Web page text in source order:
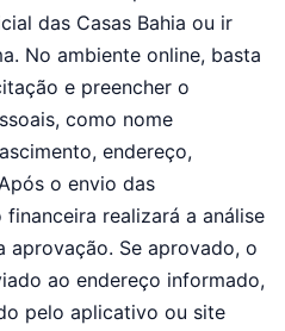
das Casas Bahia ou ir
No ambiente online, basta
e preencher o
como nome
endereço,
o envio das
realizará a análise
Se aprovado, o
ao endereço informado,
pelo aplicativo ou site